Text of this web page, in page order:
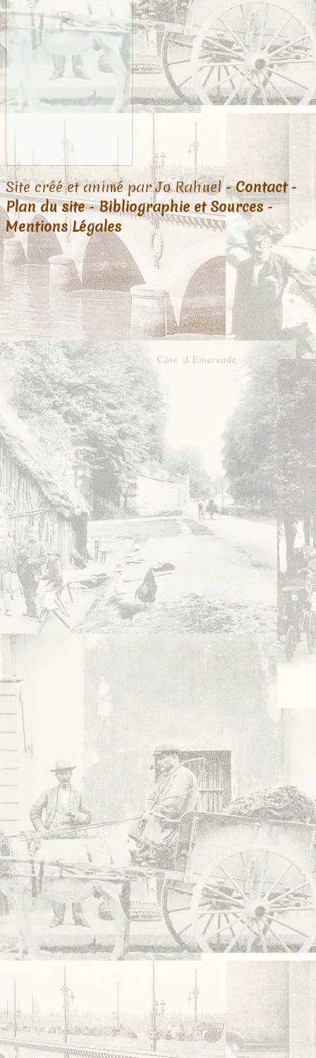
Site créé et animé par Jo Rahuel -Contact-
Plan du site-Bibliographie et Sources-
Mentions Légales